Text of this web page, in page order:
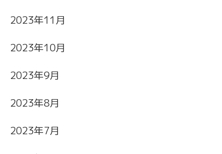
2023年11月
2023年10月
2023年9月
2023年8月
2023年7月